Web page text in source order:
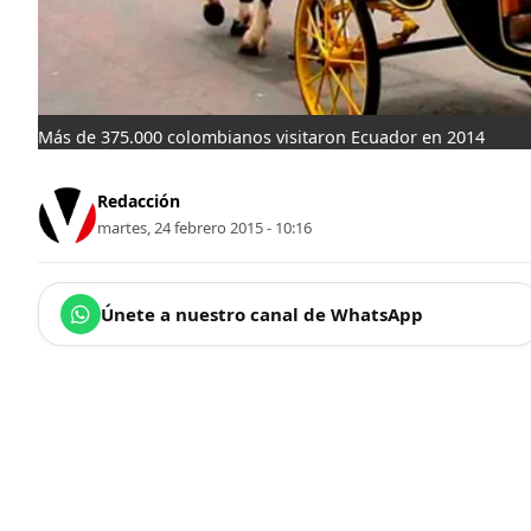
Más de 375.000 colombianos visitaron Ecuador en 2014
Redacción
martes, 24 febrero 2015 - 10:16
Únete a nuestro canal de WhatsApp